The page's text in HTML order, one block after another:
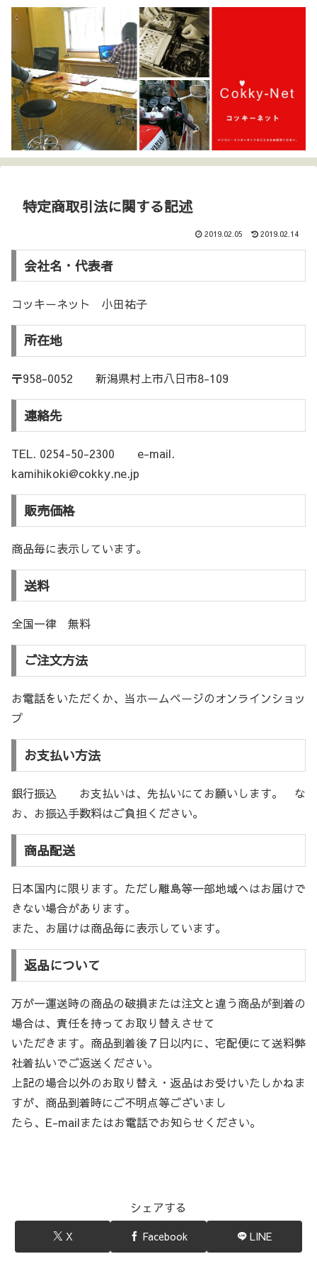
特定商取引法に関する記述
2019.02.05 2019.02.14
会社名・代表者
コッキーネット 小田祐子
所在地
〒958-0052 新潟県村上市八日市8-109
連絡先
TEL. 0254-50-2300 e-mail.
kamihikoki@cokky.ne.jp
販売価格
商品毎に表示しています。
送料
全国一律 無料
ご注文方法
お電話をいただくか、当ホームページのオンラインショッ
プ
お支払い方法
銀行振込 お支払いは、先払いにてお願いします。 な
お、お振込手数料はご負担ください。
商品配送
日本国内に限ります。ただし離島等一部地域へはお届けで
きない場合があります。
また、お届けは商品毎に表示しています。
返品について
万が一運送時の商品の破損または注文と違う商品が到着の
場合は、責任を持ってお取り替えさせて
いただきます。商品到着後７日以内に、宅配便にて送料弊
社着払いでご返送ください。
上記の場合以外のお取り替え・返品はお受けいたしかねま
すが、商品到着時にご不明点等ございまし
たら、E-mailまたはお電話でお知らせください。
シェアする
X Facebook LINE